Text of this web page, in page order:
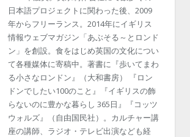
日本語プロジェクトに関わった後、2009
年からフリーランス。2014年にイギリス
情報ウェブマガジン「あぶそる～とロンド
ン」を創設。食をはじめ英国の文化につい
て各種媒体に寄稿中。著書に『歩いてまわ
る小さなロンドン』（大和書房） 『ロン
ドンでしたい100のこと』『イギリスの飾
らないのに豊かな暮らし 365日』『コッツ
ウォルズ』（自由国民社）。カルチャー講
座の講師、ラジオ・テレビ出演なども経